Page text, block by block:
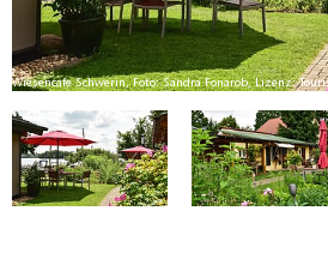
Wiesencafe Schwerin, Foto: Sandra Fonarob, Lizenz: